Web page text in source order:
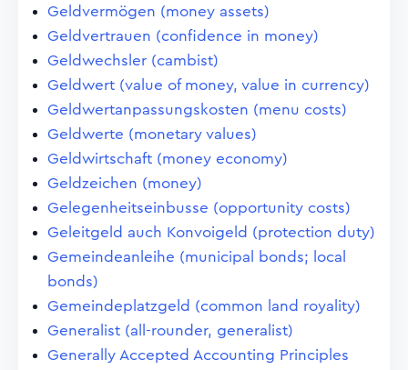
Geldvermögen (money assets)
Geldvertrauen (confidence in money)
Geldwechsler (cambist)
Geldwert (value of money, value in currency)
Geldwertanpassungskosten (menu costs)
Geldwerte (monetary values)
Geldwirtschaft (money economy)
Geldzeichen (money)
Gelegenheitseinbusse (opportunity costs)
Geleitgeld auch Konvoigeld (protection duty)
Gemeindeanleihe (municipal bonds; local
bonds)
Gemeindeplatzgeld (common land royality)
Generalist (all-rounder, generalist)
Generally Accepted Accounting Principles